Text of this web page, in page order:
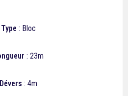
Type : Bloc
: 23m
Dévers : 4m